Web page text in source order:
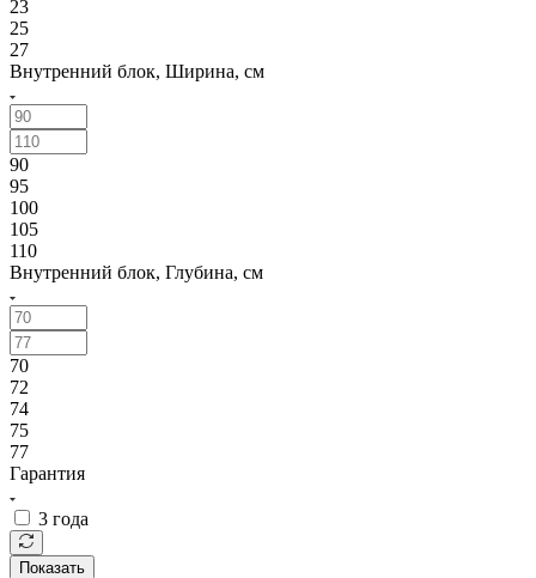
23
25
27
Внутренний блок, Ширина, см
90
95
100
105
110
Внутренний блок, Глубина, см
70
72
74
75
77
Гарантия
3 года
Показать